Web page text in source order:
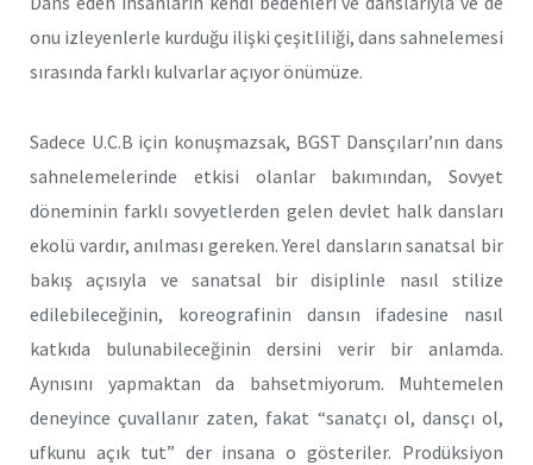
onu izleyenlerle kurduğu ilişki çeşitliliği, dans sahnelemesi
sırasında farklı kulvarlar açıyor önümüze.
Sadece U.C.B için konuşmazsak, BGST Dansçıları’nın dans
sahnelemelerinde etkisi olanlar bakımından, Sovyet
döneminin farklı sovyetlerden gelen devlet halk dansları
ekolü vardır, anılması gereken. Yerel dansların sanatsal bir
bakış açısıyla ve sanatsal bir disiplinle nasıl stilize
edilebileceğinin, koreografinin dansın ifadesine nasıl
katkıda bulunabileceğinin dersini verir bir anlamda.
Aynısını yapmaktan da bahsetmiyorum. Muhtemelen
deneyince çuvallanır zaten, fakat “sanatçı ol, dansçı ol,
ufkunu açık tut” der insana o gösteriler. Prodüksiyon